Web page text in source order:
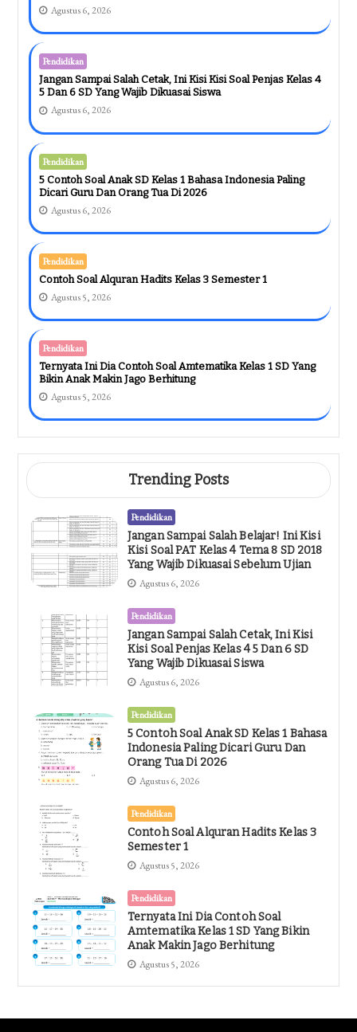
Agustus 6, 2026
Pendidikan
Jangan Sampai Salah Cetak, Ini Kisi Kisi Soal Penjas Kelas 4
5 Dan 6 SD Yang Wajib Dikuasai Siswa
Agustus 6, 2026
Pendidikan
5 Contoh Soal Anak SD Kelas 1 Bahasa Indonesia Paling
Dicari Guru Dan Orang Tua Di 2026
Agustus 6, 2026
Pendidikan
Contoh Soal Alquran Hadits Kelas 3 Semester 1
Agustus 5, 2026
Pendidikan
Ternyata Ini Dia Contoh Soal Amtematika Kelas 1 SD Yang
Bikin Anak Makin Jago Berhitung
Agustus 5, 2026
Trending Posts
Pendidikan
Jangan Sampai Salah Belajar! Ini Kisi
Kisi Soal PAT Kelas 4 Tema 8 SD 2018
Yang Wajib Dikuasai Sebelum Ujian
Agustus 6, 2026
Pendidikan
Jangan Sampai Salah Cetak, Ini Kisi
Kisi Soal Penjas Kelas 4 5 Dan 6 SD
Yang Wajib Dikuasai Siswa
Agustus 6, 2026
Pendidikan
5 Contoh Soal Anak SD Kelas 1 Bahasa
Indonesia Paling Dicari Guru Dan
Orang Tua Di 2026
Agustus 6, 2026
Pendidikan
Contoh Soal Alquran Hadits Kelas 3
Semester 1
Agustus 5, 2026
Pendidikan
Ternyata Ini Dia Contoh Soal
Amtematika Kelas 1 SD Yang Bikin
Anak Makin Jago Berhitung
Agustus 5, 2026